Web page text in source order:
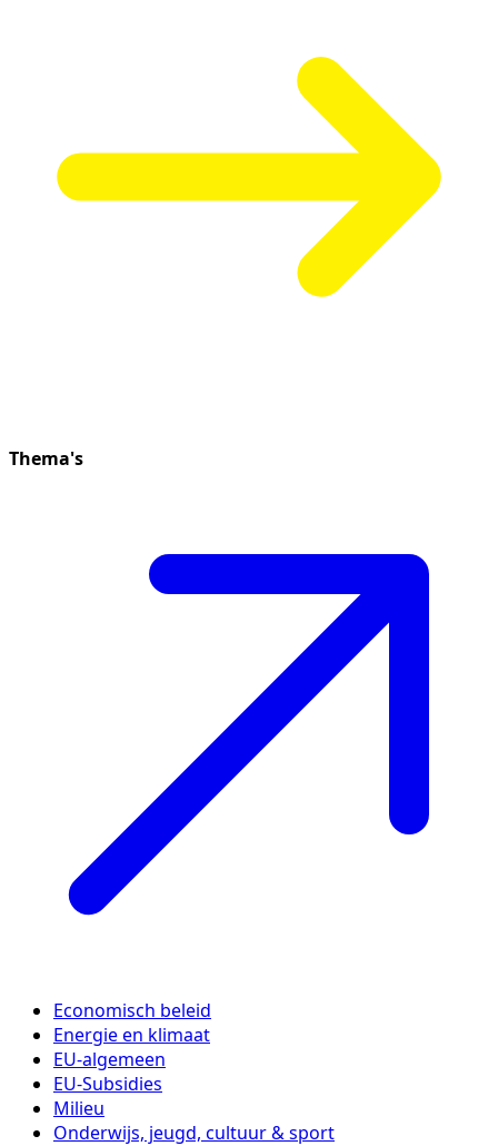
Thema's
Economisch beleid
Energie en klimaat
EU-algemeen
EU-Subsidies
Milieu
Onderwijs, jeugd, cultuur & sport